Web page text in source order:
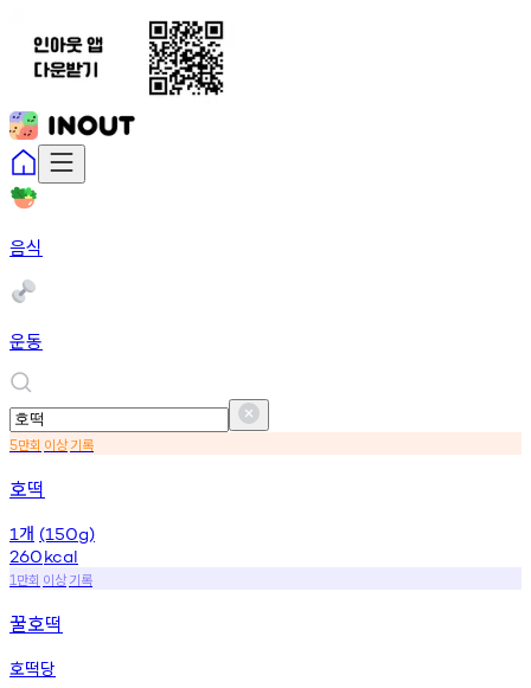
음식
운동
5만회 이상기록
호떡
1 개 (150g)
260kcal
1 만회 이상기록
꿀호떡
호떡당